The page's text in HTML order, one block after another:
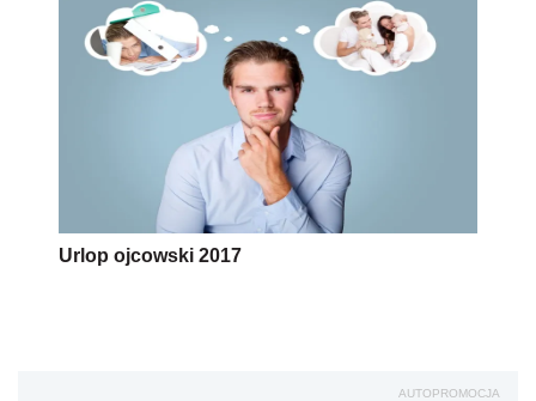
Urlop ojcowski 2017
AUTOPROMOCJA